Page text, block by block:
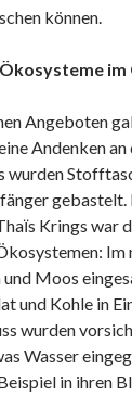
können.
im
Angeboten
Andenken
wurden
gebastelt.
Krings war
Im
Moos
und Kohle in
wurden
Wasser
in ihren